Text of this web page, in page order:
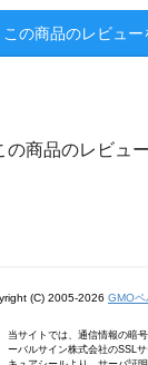
この商品のレビュー
の商品のレビュ
(C) 2005-2026 GMOペ
当サイトでは、通信情報の暗
ーバルサイン株式会社のSSL